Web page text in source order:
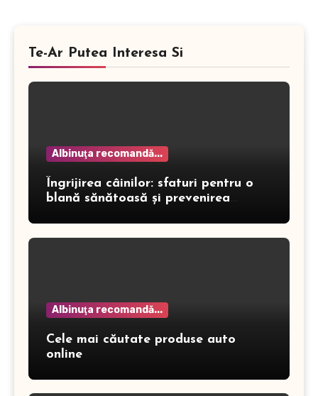
Te-Ar Putea Interesa Si
Albinuţa recomandă...
Îngrijirea câinilor: sfaturi pentru o
blană sănătoasă și prevenirea
Albinuţa recomandă...
Cele mai căutate produse auto
online